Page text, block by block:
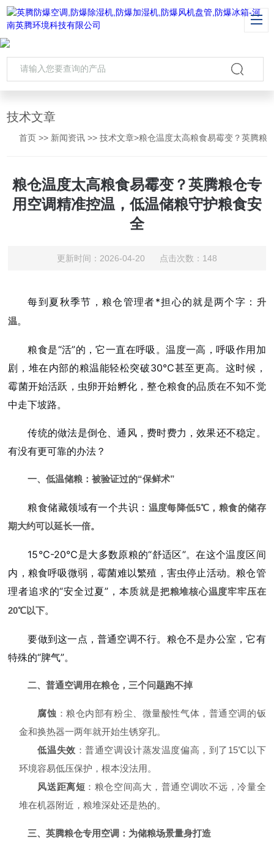
技术文章
首页 >> 新闻资讯 >>技术文章>粮仓温度太高粮食易霉变？英腾粮仓专用空调精准控温，低温储粮守护粮食安全
粮仓温度太高粮食易霉变？英腾粮仓专
用空调精准控温，低温储粮守护粮食安
全
更新时间：2026-04-20 点击次数：148
每到夏秋季节，粮仓管理者*担心的就是两个字： 升
温。
粮食是“活”的，它一直在呼吸。温度一高，呼吸作用加
剧，堆在内部的粮温能轻松突破30℃甚至更高。这时候，
霉菌开始活跃，虫卵开始孵化，整仓粮食的品质在不知不觉
中走下坡路。
传统的做法是倒仓、通风，费时费力，效果还不稳定。
有没有更可靠的办法？
一、低温储粮：被验证过的“保鲜术”
粮食储藏领域有一个共识： 温度每降低5℃，粮食的储存
期大约可以延长一倍。
15℃-20℃是大多数原粮的“舒适区”。在这个温度区间
内，粮食呼吸微弱，霉菌难以繁殖，害虫停止活动。粮仓管
理者追求的“安全过夏”，本质就是把粮堆核心温度牢牢压在
20℃以下。
要做到这一点，普通空调不行。粮仓不是办公室，它有
特殊的“脾气”。
二、普通空调用在粮仓，三个问题跑不掉
腐蚀 ：粮仓内部有粉尘、微量酸性气体，普通空调的钣
金和换热器一两年就开始生锈穿孔。
低温失效 ：普通空调设计蒸发温度偏高，到了15℃以下
环境容易低压保护，根本没法用。
风送距离短 ：粮仓空间高大，普通空调吹不远，冷量全
堆在机器附近，粮堆深处还是热的。
三、英腾粮仓专用空调：为储粮场景量身打造